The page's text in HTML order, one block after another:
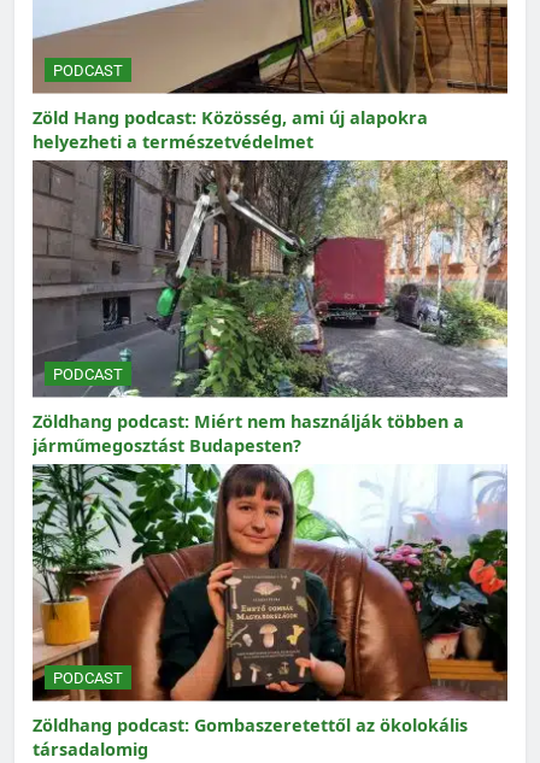
PODCAST
Zöld Hang podcast: Közösség, ami új alapokra
helyezheti a természetvédelmet
PODCAST
Zöldhang podcast: Miért nem használják többen a
járműmegosztást Budapesten?
PODCAST
Zöldhang podcast: Gombaszeretettől az ökolokális
társadalomig